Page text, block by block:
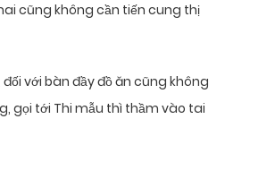
cũng không cần tiến cung thị
với bàn đầy đồ ăn cũng không
gọi tới Thi mẫu thì thầm vào tai